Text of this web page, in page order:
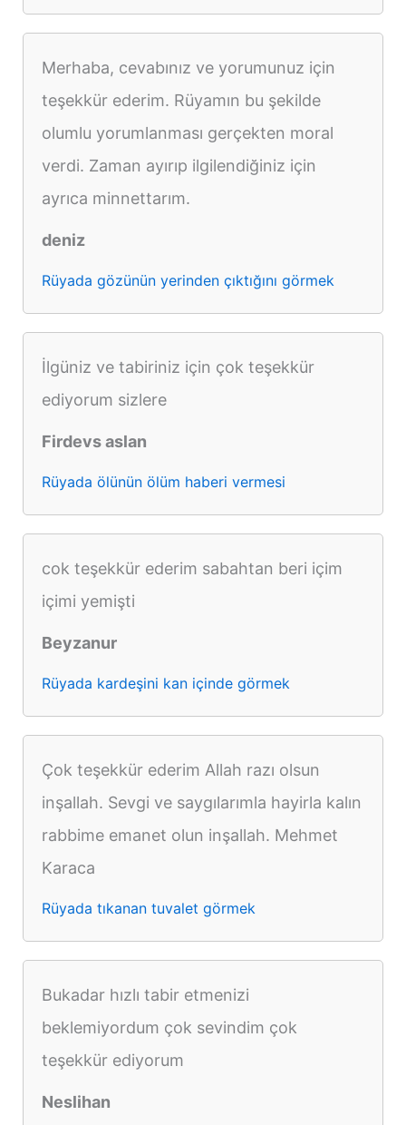
Merhaba, cevabınız ve yorumunuz için
teşekkür ederim. Rüyamın bu şekilde
olumlu yorumlanması gerçekten moral
verdi. Zaman ayırıp ilgilendiğiniz için
ayrıca minnettarım.
deniz
Rüyada gözünün yerinden çıktığını görmek
İlgüniz ve tabiriniz için çok teşekkür
ediyorum sizlere
Firdevs aslan
Rüyada ölünün ölüm haberi vermesi
cok teşekkür ederim sabahtan beri içim
içimi yemişti
Beyzanur
Rüyada kardeşini kan içinde görmek
Çok teşekkür ederim Allah razı olsun
inşallah. Sevgi ve saygılarımla hayirla kalın
rabbime emanet olun inşallah. Mehmet
Karaca
Rüyada tıkanan tuvalet görmek
Bukadar hızlı tabir etmenizi
beklemiyordum çok sevindim çok
teşekkür ediyorum
Neslihan